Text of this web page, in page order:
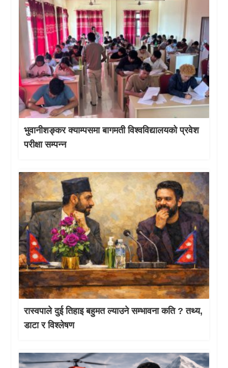
भुवानीशङ्कर क्याम्पसमा बागमती विश्वविद्यालयको प्रवेश
परीक्षा सम्पन्न
रास्वपाले दुई तिहाइ बहुमत ल्याउने सम्भावना कति ? तथ्य,
डाटा र विश्लेषण